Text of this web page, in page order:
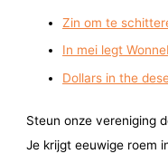
Zin om te
In mei legt
Dollars in the
Steun onze vereniging
Je krijgt eeuwige roem